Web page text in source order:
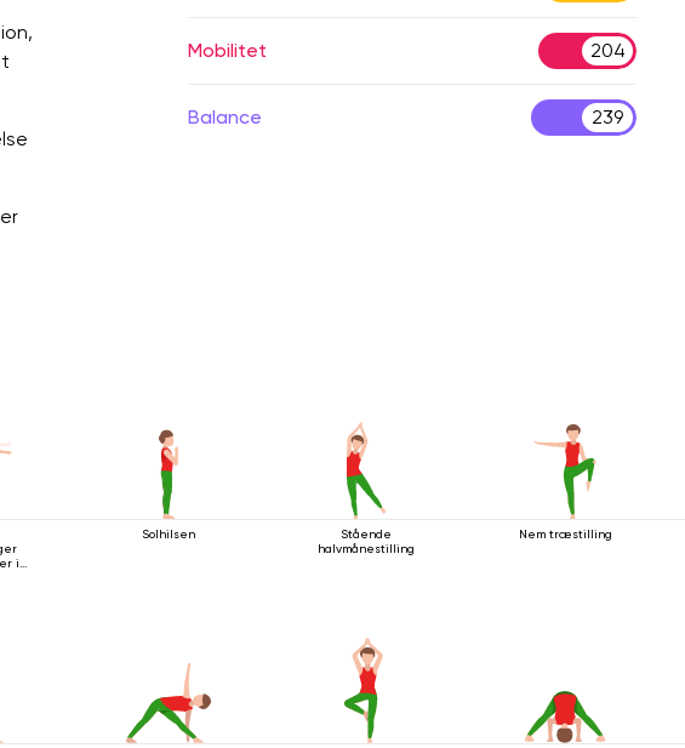
Mobilitet 204
Balance 239
i
Solhilsen
Stående
halvmånestilling
Nem træstilling